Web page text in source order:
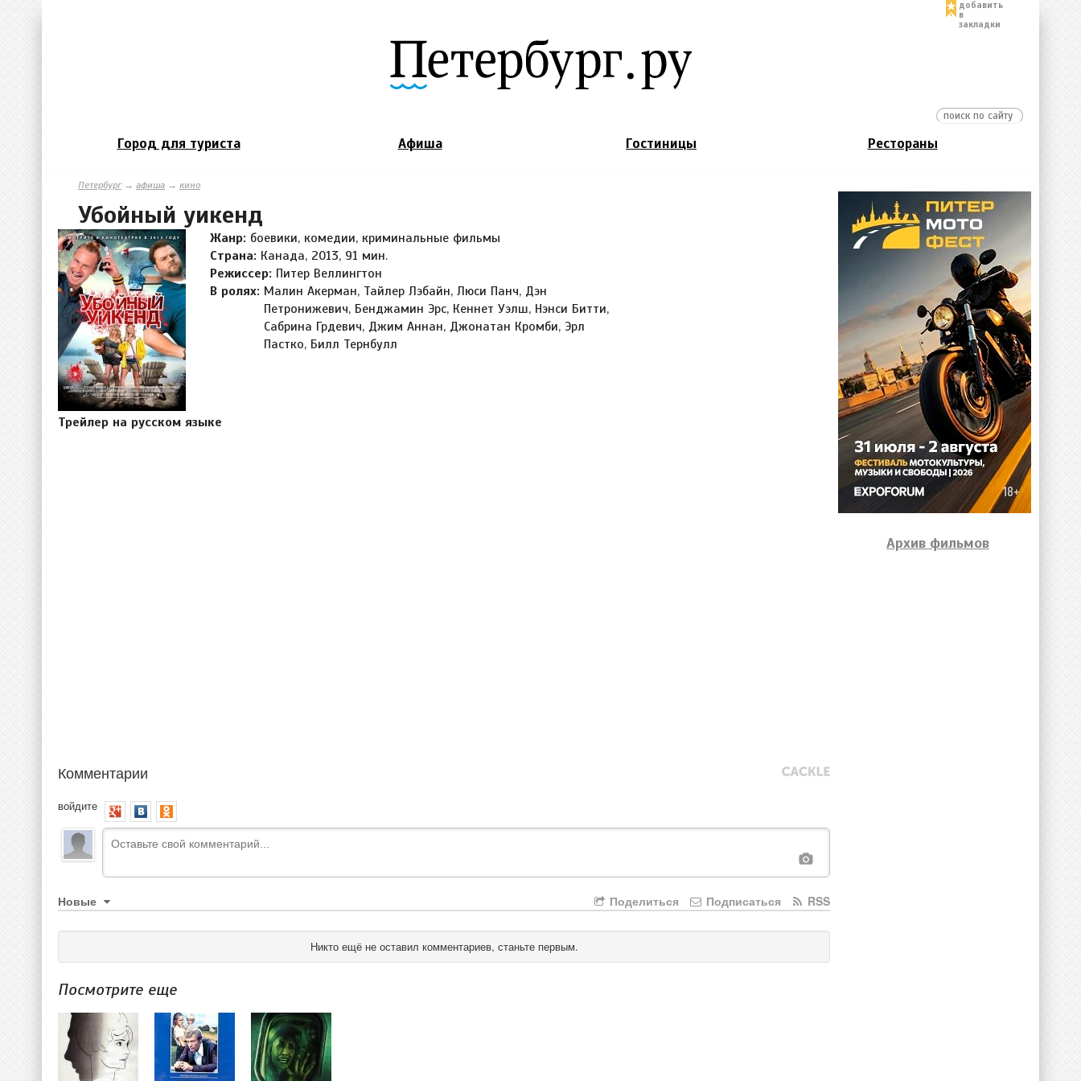
добавить
в
закладки
Город для туриста Афиша Гостиницы Рестораны
Петербург→ афиша → кино
Убойный уикенд
Жанр: боевики, комедии, криминальные фильмы
Страна: Канада, 2013, 91 мин.
Режиссер: Питер Веллингтон
В ролях: Малин Акерман, Тайлер Лэбайн, Люси Панч, Дэн
Петронижевич, Бенджамин Эрс, Кеннет Уэлш, Нэнси Битти,
Сабрина Грдевич, Джим Аннан, Джонатан Кромби, Эрл
Пастко, Билл Тернбулл
Трейлер на русском языке
Комментарии
войдите
Новые RSS
Подписаться
Поделиться
Никто ещё не оставил комментариев, станьте первым.
Посмотрите еще
Архив фильмов